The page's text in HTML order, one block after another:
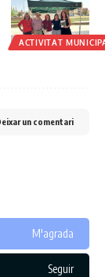
ACTIVITAT
un comentari
M'agrada
Seguir